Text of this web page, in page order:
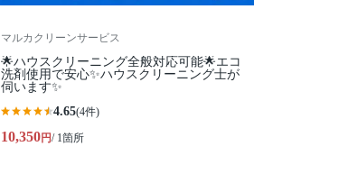
マルカクリーンサービス
🌟ハウスクリーニング全般対応可能🌟エコ
洗剤使用で安心✨ハウスクリーニング士が
伺います✨
4.65(4件)
10,350円/ 1箇所